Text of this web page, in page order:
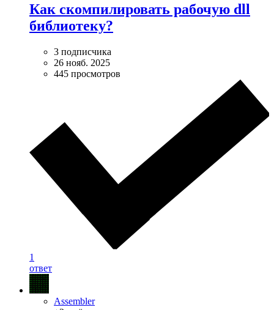
Как скомпилировать рабочую dll
библиотеку?
3 подписчика
26 нояб. 2025
445 просмотров
1
ответ
Assembler